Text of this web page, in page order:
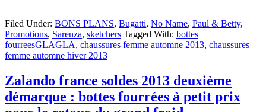
Filed Under: BONS PLANS, Bugatti, No Name, Paul & Betty,
Promotions, Sarenza, sketchers Tagged With: bottes
fourreesGLAGLA, chaussures femme automne 2013, chaussures
femme automne hiver 2013
Zalando france soldes 2013 deuxième
démarque : bottes fourrées à petit prix